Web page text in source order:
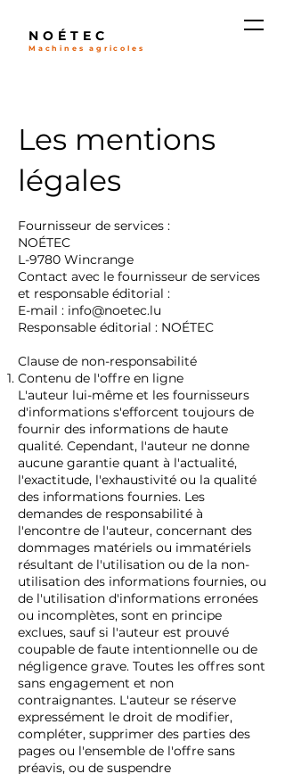
NOÉTEC
Machines agricoles
Les mentions
légales
Fournisseur de services :
NOÉTEC
L-9780 Wincrange
Contact avec le fournisseur de services
et responsable éditorial :
E-mail : info@noetec.lu
Responsable éditorial : NOÉTEC
Clause de non-responsabilité
Contenu de l'offre en ligne
L'auteur lui-même et les fournisseurs
d'informations s'efforcent toujours de
fournir des informations de haute
qualité. Cependant, l'auteur ne donne
aucune garantie quant à l'actualité,
l'exactitude, l'exhaustivité ou la qualité
des informations fournies. Les
demandes de responsabilité à
l'encontre de l'auteur, concernant des
dommages matériels ou immatériels
résultant de l'utilisation ou de la non-
utilisation des informations fournies, ou
de l'utilisation d'informations erronées
ou incomplètes, sont en principe
exclues, sauf si l'auteur est prouvé
coupable de faute intentionnelle ou de
négligence grave. Toutes les offres sont
sans engagement et non
contraignantes. L'auteur se réserve
expressément le droit de modifier,
compléter, supprimer des parties des
pages ou l'ensemble de l'offre sans
préavis, ou de suspendre